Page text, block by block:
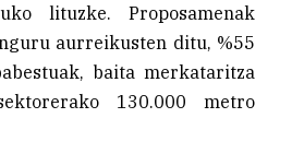
lituzke. Proposamenak
aurreikusten ditu, %55
baita merkataritza
130.000 metro